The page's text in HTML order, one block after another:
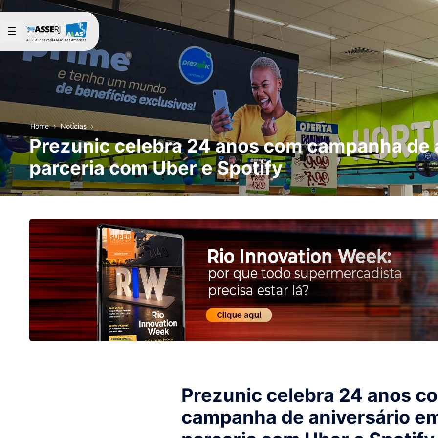
Pular para o Conteúdo principal
Home Notícias
Prezunic celebra 24 anos com campanha de
parceria com Uber e Spotify
Prezunic celebra 24 anos
campanha de aniversário